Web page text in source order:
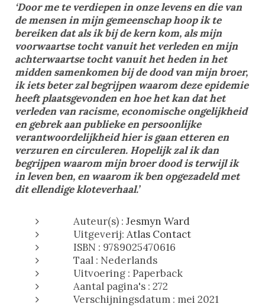
‘Door me te verdiepen in onze levens en die van
de mensen in mijn gemeenschap hoop ik te
bereiken dat als ik bij de kern kom, als mijn
voorwaartse tocht vanuit het verleden en mijn
achterwaartse tocht vanuit het heden in het
midden samenkomen bij de dood van mijn broer,
ik iets beter zal begrijpen waarom deze epidemie
heeft plaatsgevonden en hoe het kan dat het
verleden van racisme, economische ongelijkheid
en gebrek aan publieke en persoonlijke
verantwoordelijkheid hier is gaan etteren en
verzuren en circuleren. Hopelijk zal ik dan
begrijpen waarom mijn broer dood is terwijl ik
in leven ben, en waarom ik ben opgezadeld met
dit ellendige kloteverhaal.’
Auteur(s) : Jesmyn Ward
Uitgeverij: Atlas Contact
ISBN : 9789025470616
Taal : Nederlands
Uitvoering : Paperback
Aantal pagina's : 272
Verschijningsdatum : mei 2021